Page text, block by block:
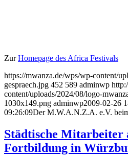
ZurHomepage des Africa Festivals
https://mwanza.de/wps/wp-content/
gespraech.jpg 452 589 adminwp
content/uploads/2024/08/logo-
1030x149.png adminwp2009-02-26
09:26:09Der M.W.A.N.Z.A. e.V.
Städtische Mitarbeiter
Fortbildung in